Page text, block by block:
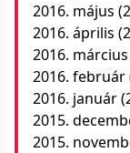
2016. május
2016. április
2016. március
2016. február
2016. január
2015.
2015.